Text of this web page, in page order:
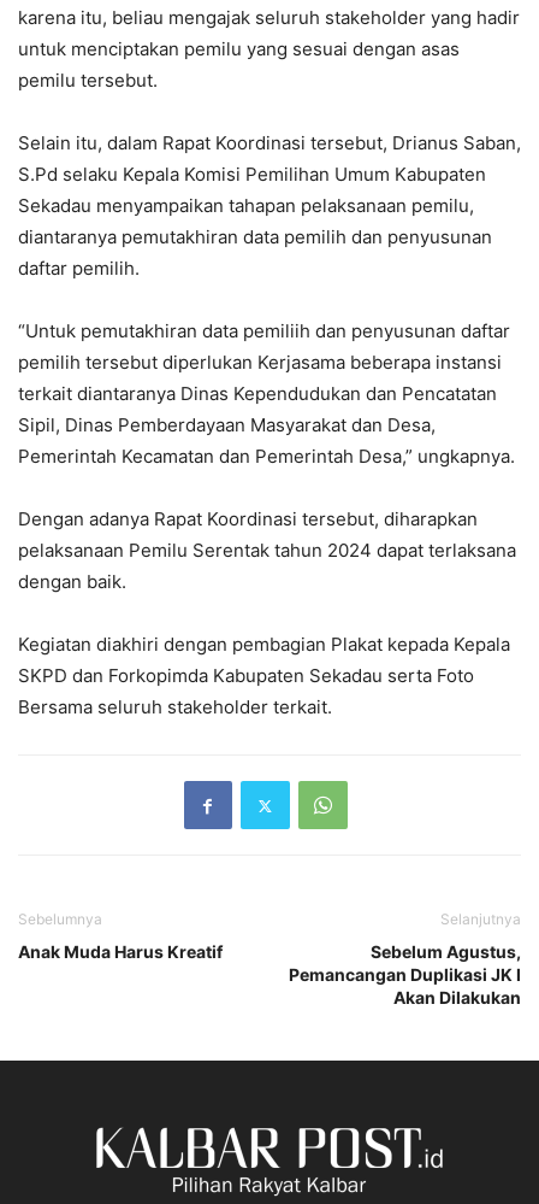
karena itu, beliau mengajak seluruh stakeholder yang hadir
untuk menciptakan pemilu yang sesuai dengan asas
pemilu tersebut.
Selain itu, dalam Rapat Koordinasi tersebut, Drianus Saban,
S.Pd selaku Kepala Komisi Pemilihan Umum Kabupaten
Sekadau menyampaikan tahapan pelaksanaan pemilu,
diantaranya pemutakhiran data pemilih dan penyusunan
daftar pemilih.
“Untuk pemutakhiran data pemiliih dan penyusunan daftar
pemilih tersebut diperlukan Kerjasama beberapa instansi
terkait diantaranya Dinas Kependudukan dan Pencatatan
Sipil, Dinas Pemberdayaan Masyarakat dan Desa,
Pemerintah Kecamatan dan Pemerintah Desa,” ungkapnya.
Dengan adanya Rapat Koordinasi tersebut, diharapkan
pelaksanaan Pemilu Serentak tahun 2024 dapat terlaksana
dengan baik.
Kegiatan diakhiri dengan pembagian Plakat kepada Kepala
SKPD dan Forkopimda Kabupaten Sekadau serta Foto
Bersama seluruh stakeholder terkait.
Sebelumnya
Anak Muda Harus Kreatif
Selanjutnya
Sebelum Agustus,
Pemancangan Duplikasi JK I
Akan Dilakukan